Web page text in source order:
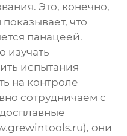
Это, конечно,
что
панацеей.
изучать
испытания
на контроле
сотрудничаем с
они